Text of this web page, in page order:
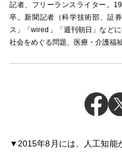
記者、フリーランスライター。
卒。新聞記者（科学技術部、証
ス」「wired」「週刊朝日」など
社会をめぐる問題、医療・介護福祉
▼2015年8月には、人工知能